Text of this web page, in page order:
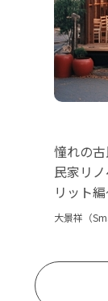
憧れの
民家リ
リット
大景祥（